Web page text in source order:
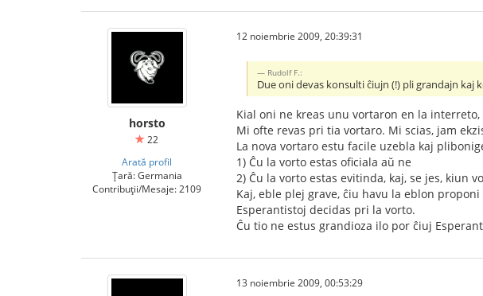
horsto
22
Arată profil
Țară: Germania
Contribuții/Mesaje: 2109
12 noiembrie 2009, 20:39:31
Rudolf F.:
Due oni devas konsulti ĉiujn (!) pli grandajn kaj
Kial oni ne kreas unu vortaron en la
Mi ofte revas pri tia vortaro. Mi scias, jam
La nova vortaro estu facile uzebla kaj
1) Ĉu la vorto estas oficiala aŭ ne
2) Ĉu la vorto estas evitinda, kaj, se jes, kiun
Kaj, eble plej grave, ĉiu havu la eblon
Esperantistoj decidas pri la vorto.
Ĉu tio ne estus grandioza ilo por ĉiuj
13 noiembrie 2009, 00:53:29